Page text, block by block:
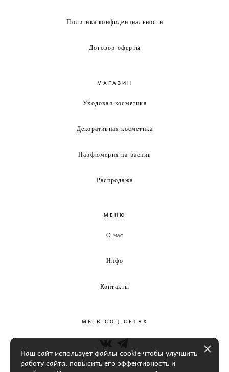
Политика конфиденциальности
Договор оферты
МАГАЗИН
Уходовая косметика
Декоративная косметика
Парфюмерия на распив
Распродажа
МЕНЮ
О нас
Инфо
Контакты
МЫ В СОЦ.СЕТЯХ
Наш сайт использует файлы cookie чтобы улучшить
работу сайта, повысить его эффективность и